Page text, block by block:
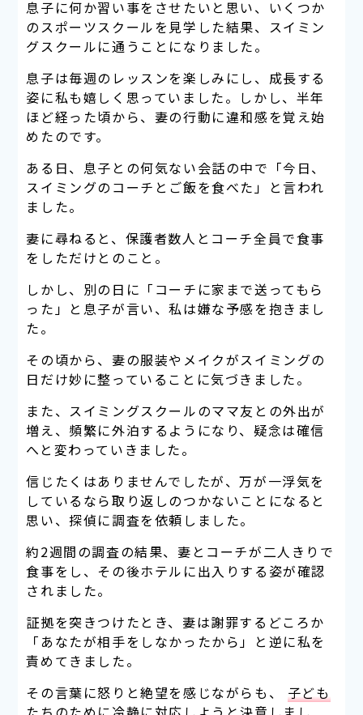
息子に何か習い事をさせたいと思い、いくつか
のスポーツスクールを見学した結果、スイミン
グスクールに通うことになりました。
息子は毎週のレッスンを楽しみにし、成長する
姿に私も嬉しく思っていました。しかし、半年
ほど経った頃から、妻の行動に違和感を覚え始
めたのです。
ある日、息子との何気ない会話の中で「今日、
スイミングのコーチとご飯を食べた」と言われ
ました。
妻に尋ねると、保護者数人とコーチ全員で食事
をしただけとのこと。
しかし、別の日に「コーチに家まで送ってもら
った」と息子が言い、私は嫌な予感を抱きまし
た。
その頃から、妻の服装やメイクがスイミングの
日だけ妙に整っていることに気づきました。
また、スイミングスクールのママ友との外出が
増え、頻繁に外泊するようになり、疑念は確信
へと変わっていきました。
信じたくはありませんでしたが、万が一浮気を
しているなら取り返しのつかないことになると
思い、探偵に調査を依頼しました。
約2週間の調査の結果、妻とコーチが二人きりで
食事をし、その後ホテルに出入りする姿が確認
されました。
証拠を突きつけたとき、妻は謝罪するどころか
「あなたが相手をしなかったから」と逆に私を
責めてきました。
その言葉に怒りと絶望を感じながらも、 子ども